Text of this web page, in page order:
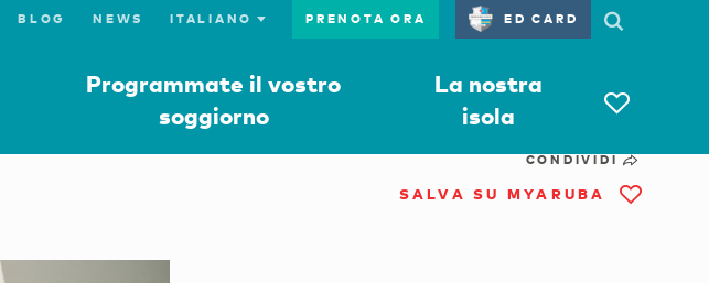
BLOG NEWS PRENOTA ORA ED CARD
Programmate il vostro
soggiorno
La nostra
isola
CONDIVIDI
SALVA SU MYARUBA